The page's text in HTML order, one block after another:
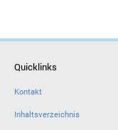
Quicklinks
Kontakt
Inhaltsverzeichnis